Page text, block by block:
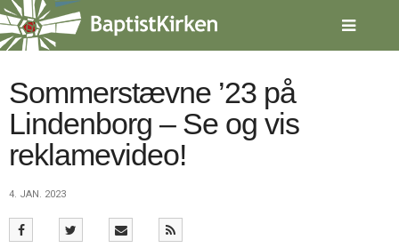
Spring
menu
over
gå
indholdVend
tilbage
1.0:
Forside
Kalender
Sommerstævne ’23 på
Lindenborg – Se og vis
reklamevideo!
4. JAN. 2023